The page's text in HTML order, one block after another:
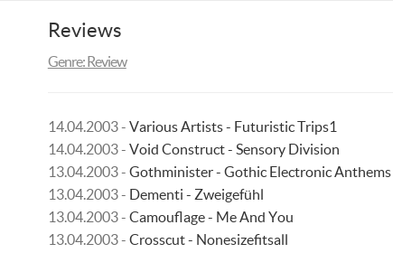
Reviews
Genre: Review
14.04.2003 - Various Artists - Futuristic Trips1
14.04.2003 - Void Construct - Sensory Division
13.04.2003 - Gothminister - Gothic Electronic Anthems
13.04.2003 - Dementi - Zweigefühl
13.04.2003 - Camouflage - Me And You
13.04.2003 - Crosscut - Nonesizefitsall